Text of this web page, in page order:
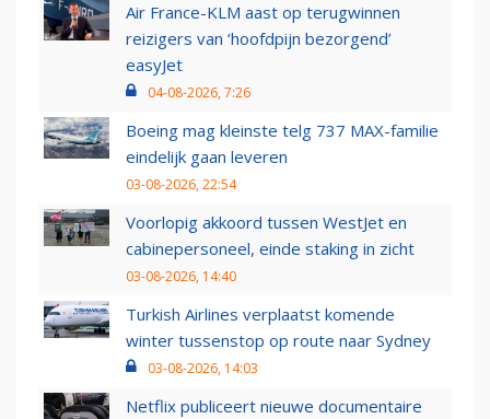
Air France-KLM aast op terugwinnen
reizigers van ‘hoofdpijn bezorgend’
easyJet
04-08-2026, 7:26
Boeing mag kleinste telg 737 MAX-familie
eindelijk gaan leveren
03-08-2026, 22:54
Voorlopig akkoord tussen WestJet en
cabinepersoneel, einde staking in zicht
03-08-2026, 14:40
Turkish Airlines verplaatst komende
winter tussenstop op route naar Sydney
03-08-2026, 14:03
Netflix publiceert nieuwe documentaire